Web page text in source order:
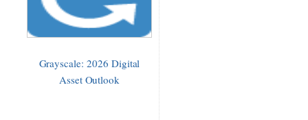
Grayscale: 2026 Digital
Asset Outlook